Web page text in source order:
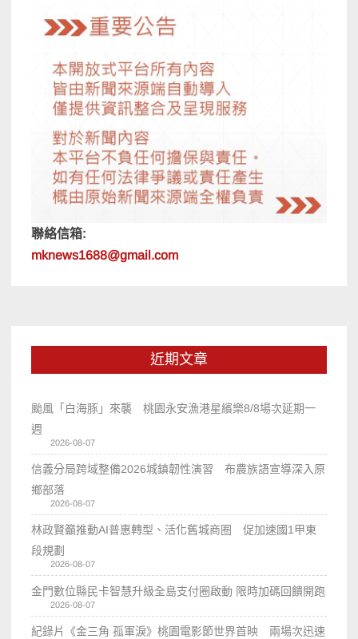
聯絡信箱:
mknews1688@gmail.com
近期文章
颱風「白海豚」來襲 桃園永安漁港星繽樂8/8場次延期一
週
2026-08-07
信義分局跨域整備2026城鎮韌性演習 布農族語宣導深入原
鄉部落
2026-08-07
林政賢籲推動AI普惠轉型、活化舊城商圈 促加速國1甲東
段規劃
2026-08-07
金門數位縣民卡智慧升級全島支付圈啟動 限時加碼回饋開跑
2026-08-07
紀錄片《金三角 孤軍淚》桃園電影節世界首映 兩場次迅速